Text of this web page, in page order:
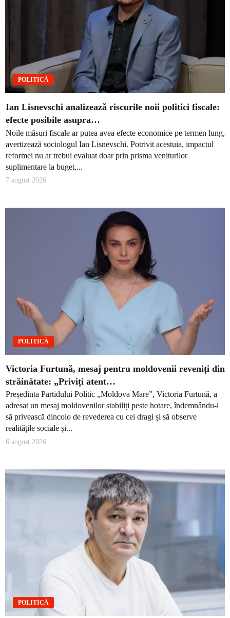
POLITICĂ
Ian Lisnevschi analizează riscurile noii politici fiscale:
efecte posibile asupra…
Noile măsuri fiscale ar putea avea efecte economice pe termen lung,
avertizează sociologul Ian Lisnevschi. Potrivit acestuia, impactul
reformei nu ar trebui evaluat doar prin prisma veniturilor
suplimentare la buget,...
7 august 2026
POLITICĂ
Victoria Furtună, mesaj pentru moldovenii reveniți din
străinătate: „Priviți atent…
Președinta Partidului Politic „Moldova Mare”, Victoria Furtună, a
adresat un mesaj moldovenilor stabiliți peste hotare, îndemnându-i
să privească dincolo de revederea cu cei dragi și să observe
realitățile sociale și...
6 august 2026
POLITICĂ